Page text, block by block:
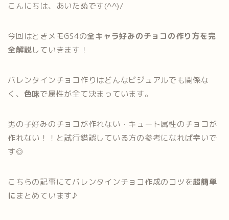
こんにちは、あいたぬです(^^)/
今回はときメモGS4の全キャラ好みのチョコの作り方を完
全解説していきます！
バレンタインチョコ作りはどんなビジュアルでも関係な
く、 色味で属性が全て決まっています。
男の子好みのチョコが作れない・キュート属性のチョコが
作れない！！と試行錯誤している方の参考になれば幸いで
す◎
こちらの記事にてバレンタインチョコ作成のコツを超簡単
にまとめています♪